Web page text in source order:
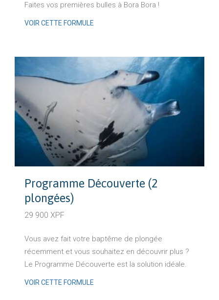
Faites vos premières bulles à Bora Bora !
VOIR CETTE FORMULE
Programme Découverte (2
plongées)
29 900 XPF
Vous avez fait votre baptême de plongée
récemment et vous souhaitez en découvrir plus ?
Le Programme Découverte est la solution idéale.
VOIR CETTE FORMULE